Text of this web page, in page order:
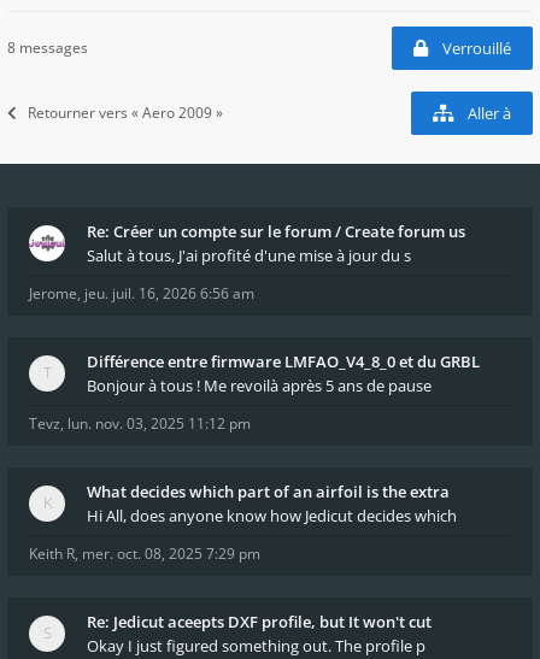
8 messages Verrouillé
Retourner vers « Aero 2009 » Aller à
Re: Créer un compte sur le forum / Create forum us
Salut à tous, J'ai profité d'une mise à jour du s
Jerome, jeu. juil. 16, 2026 6:56 am
Différence entre firmware LMFAO_V4_8_0 et du GRBL
Bonjour à tous ! Me revoilà après 5 ans de pause
Tevz, lun. nov. 03, 2025 11:12 pm
What decides which part of an airfoil is the extra
Hi All, does anyone know how Jedicut decides which
Keith R, mer. oct. 08, 2025 7:29 pm
Re: Jedicut aceepts DXF profile, but It won't cut
Okay I just figured something out. The profile p